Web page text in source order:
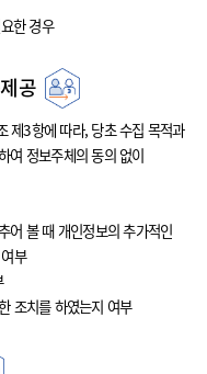
한 경우
공
제3항에 따라, 당초 수집 목적과
여 정보주체의 동의 없이
어 볼 때 개인정보의 추가적인
부
조치를 하였는지 여부